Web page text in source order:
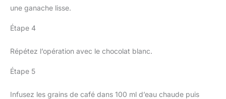
une ganache lisse.
Étape 4
Répétez l’opération avec le chocolat blanc.
Étape 5
Infusez les grains de café dans 100 ml d’eau chaude puis